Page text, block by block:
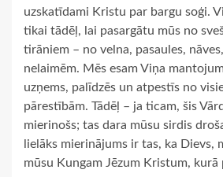
uzskatīdami Kristu par bargu soģi.
tikai tādēļ, lai pasargātu mūs no
tirāniem – no velna, pasaules,
nelaimēm. Mēs esam Viņa
uzņems, palīdzēs un atpestīs no
pārestībām. Tādēļ – ja ticam, šis
mierinošs; tas dara mūsu sirdis
lielāks mierinājums ir tas, ka Dievs,
mūsu Kungam Jēzum Kristum,